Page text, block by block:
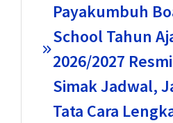
Payakumbuh
School Tahun
2026/2027
Simak Jadwal,
Tata Cara